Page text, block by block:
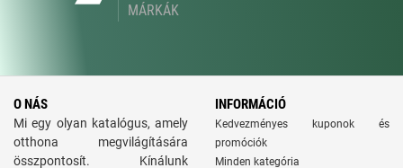
MÁRKÁK
O NÁS
Mi egy olyan katalógus, amely
otthona megvilágítására
összpontosít. Kínálunk
INFORMÁCIÓ
Kedvezményes kuponok és
promóciók
Minden kategória